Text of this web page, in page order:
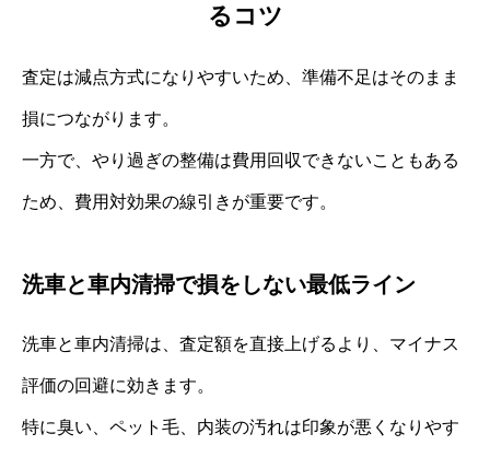
るコツ
査定は減点方式になりやすいため、準備不足はそのまま
損につながります。
一方で、やり過ぎの整備は費用回収できないこともある
ため、費用対効果の線引きが重要です。
洗車と車内清掃で損をしない最低ライン
洗車と車内清掃は、査定額を直接上げるより、マイナス
評価の回避に効きます。
特に臭い、ペット毛、内装の汚れは印象が悪くなりやす